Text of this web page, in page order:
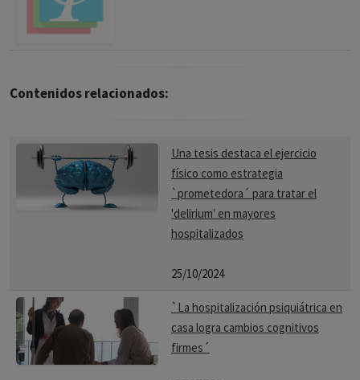
Contenidos relacionados:
Una tesis destaca el ejercicio
físico como estrategia
`prometedora´ para tratar el
'delirium' en mayores
hospitalizados
25/10/2024
`La hospitalización psiquiátrica en
casa logra cambios cognitivos
firmes´